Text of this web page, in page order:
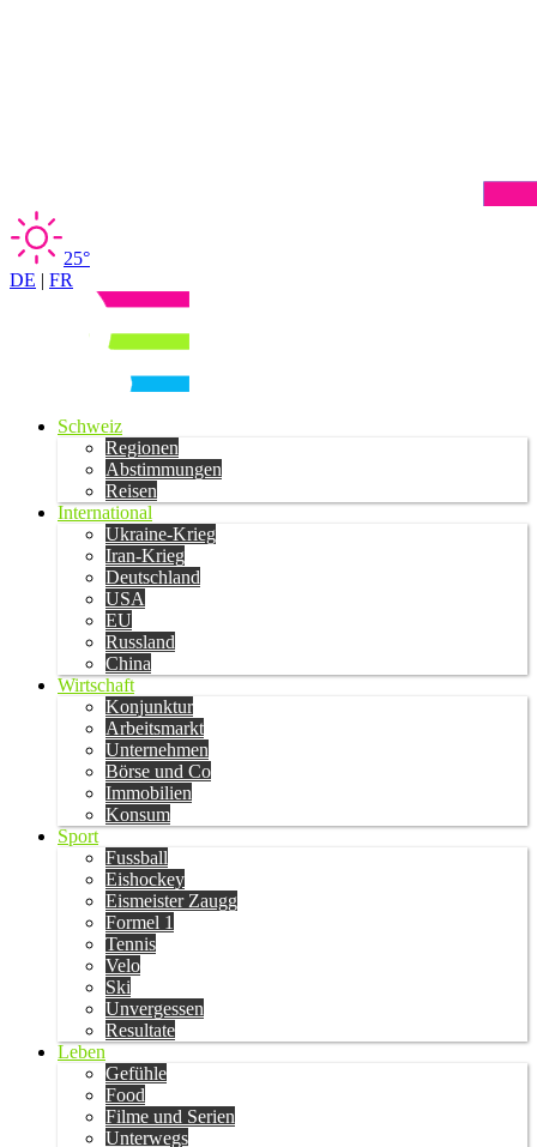
25°
DE | FR
Schweiz
Regionen
Abstimmungen
Reisen
International
Ukraine-Krieg
Iran-Krieg
Deutschland
USA
EU
Russland
China
Wirtschaft
Konjunktur
Arbeitsmarkt
Unternehmen
Börse und Co
Immobilien
Konsum
Sport
Fussball
Eishockey
Eismeister Zaugg
Formel 1
Tennis
Velo
Ski
Unvergessen
Resultate
Leben
Gefühle
Food
Filme und Serien
Unterwegs